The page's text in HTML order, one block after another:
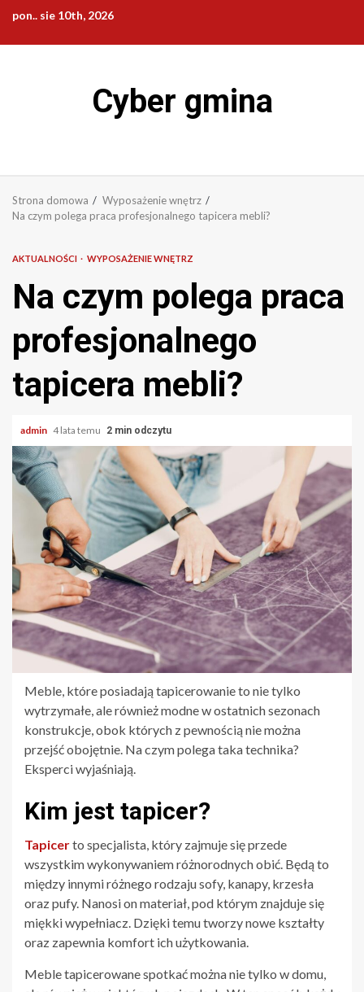
treści
pon.. sie 10th, 2026
Cyber gmina
Strona domowa
Wyposażenie wnętrz
Na czym polega praca profesjonalnego tapicera mebli?
AKTUALNOŚCI WYPOSAŻENIE WNĘTRZ
Na czym polega praca
profesjonalnego
tapicera mebli?
admin 4 lata temu 2 min odczytu
Meble, które posiadają tapicerowanie to nie tylko
wytrzymałe, ale również modne w ostatnich sezonach
konstrukcje, obok których z pewnością nie można
przejść obojętnie. Na czym polega taka technika?
Eksperci wyjaśniają.
Kim jest tapicer?
Tapicerto specjalista, który zajmuje się przede
wszystkim wykonywaniem różnorodnych obić. Będą to
między innymi różnego rodzaju sofy, kanapy, krzesła
oraz pufy. Nanosi on materiał, pod którym znajduje się
miękki wypełniacz. Dzięki temu tworzy nowe kształty
oraz zapewnia komfort ich użytkowania.
Meble tapicerowane spotkać można nie tylko w domu,